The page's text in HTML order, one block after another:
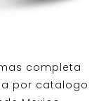
completa
por catalogo